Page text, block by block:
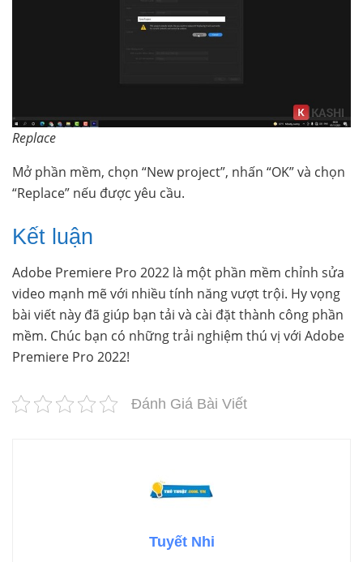
Replace
Mở phần mềm, chọn “New project”, nhấn “OK” và chọn
“Replace” nếu được yêu cầu.
Kết luận
Adobe Premiere Pro 2022 là một phần mềm chỉnh sửa
video mạnh mẽ với nhiều tính năng vượt trội. Hy vọng
bài viết này đã giúp bạn tải và cài đặt thành công phần
mềm. Chúc bạn có những trải nghiệm thú vị với Adobe
Premiere Pro 2022!
Đánh Giá Bài Viết
Tuyết Nhi